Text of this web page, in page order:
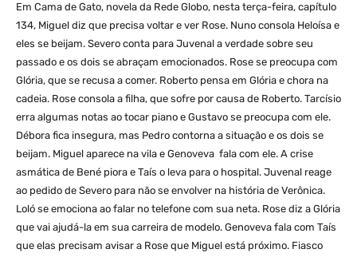
Em Cama de Gato, novela da Rede Globo, nesta terça-feira, capítulo
134, Miguel diz que precisa voltar e ver Rose. Nuno consola Heloísa e
eles se beijam. Severo conta para Juvenal a verdade sobre seu
passado e os dois se abraçam emocionados. Rose se preocupa com
Glória, que se recusa a comer. Roberto pensa em Glória e chora na
cadeia. Rose consola a filha, que sofre por causa de Roberto. Tarcísio
erra algumas notas ao tocar piano e Gustavo se preocupa com ele.
Débora fica insegura, mas Pedro contorna a situação e os dois se
beijam. Miguel aparece na vila e Genoveva fala com ele. A crise
asmática de Bené piora e Taís o leva para o hospital. Juvenal reage
ao pedido de Severo para não se envolver na história de Verônica.
Loló se emociona ao falar no telefone com sua neta. Rose diz a Glória
que vai ajudá-la em sua carreira de modelo. Genoveva fala com Taís
que elas precisam avisar a Rose que Miguel está próximo. Fiasco